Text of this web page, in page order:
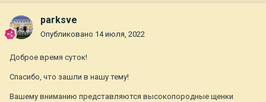
parksve
Опубликовано 14 июля, 2022
Доброе время суток!
Спасибо, что зашли в нашу тему!
Вашему вниманию представляются высокопородные щенки